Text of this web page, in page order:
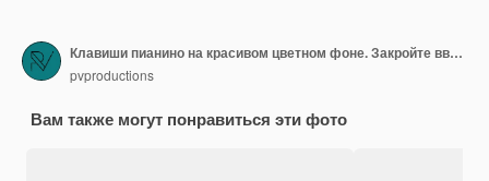
Клавиши пианино на красивом цветном фоне. Закройте вверх.
pvproductions
Вам также могут понравиться эти фото